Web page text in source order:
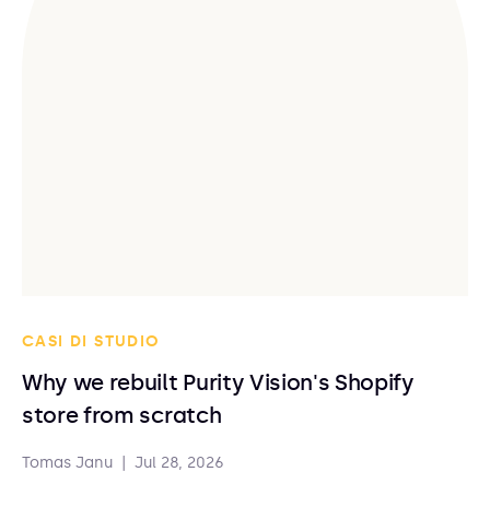
CASI DI STUDIO
Why we rebuilt Purity Vision's Shopify
store from scratch
Tomas Janu Jul 28, 2026